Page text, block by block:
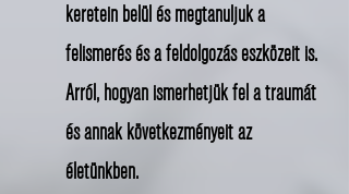
keretein belül és megtanuljuk a
felismerés és a feldolgozás eszközeit is.
Arról, hogyan ismerhetjük fel a traumát
és annak következményeit az
életünkben.